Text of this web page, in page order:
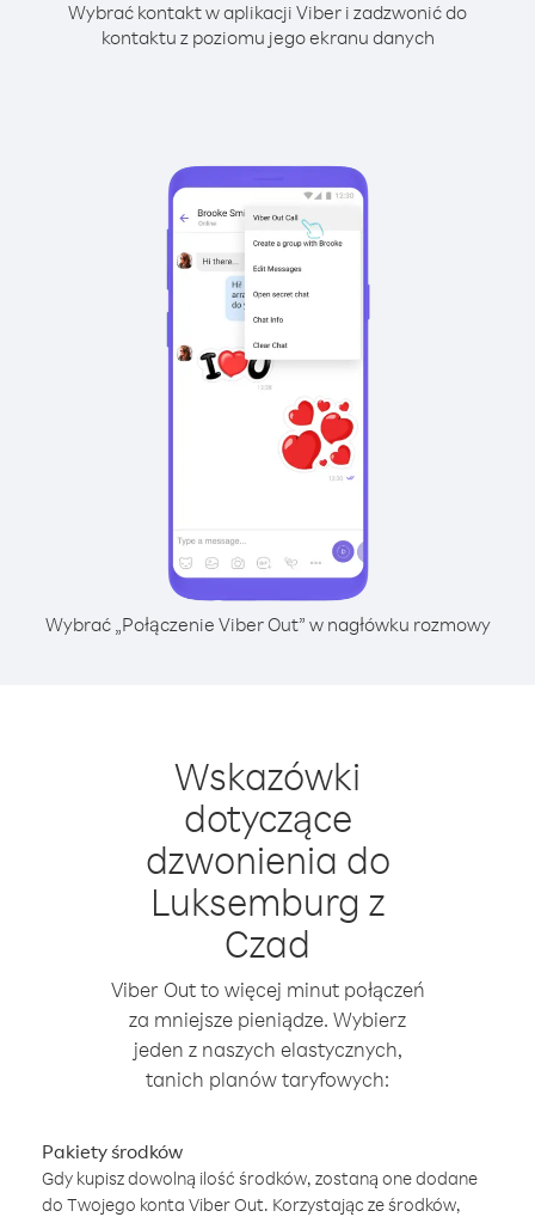
Wybrać kontakt w aplikacji Viber i zadzwonić do
kontaktu z poziomu jego ekranu danych
Wybrać „Połączenie Viber Out” w nagłówku rozmowy
Wskazówki
dotyczące
dzwonienia do
Luksemburg z
Czad
Viber Out to więcej minut połączeń
za mniejsze pieniądze. Wybierz
jeden z naszych elastycznych,
tanich planów taryfowych:
Pakiety środków
Gdy kupisz dowolną ilość środków, zostaną one dodane
do Twojego konta Viber Out. Korzystając ze środków,